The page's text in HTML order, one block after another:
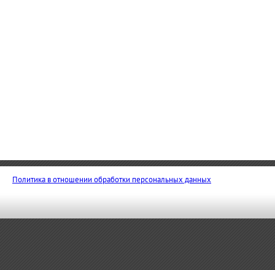
Политика в отношении обработки персональных данных